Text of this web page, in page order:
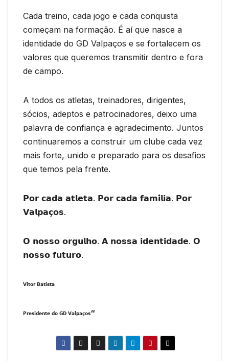
Cada treino, cada jogo e cada conquista
começam na formação. É aí que nasce a
identidade do GD Valpaços e se fortalecem os
valores que queremos transmitir dentro e fora
de campo.
A todos os atletas, treinadores, dirigentes,
sócios, adeptos e patrocinadores, deixo uma
palavra de confiança e agradecimento. Juntos
continuaremos a construir um clube cada vez
mais forte, unido e preparado para os desafios
que temos pela frente.
𝗣𝗼𝗿 𝗰𝗮𝗱𝗮 𝗮𝘁𝗹𝗲𝘁𝗮. 𝗣𝗼𝗿 𝗰𝗮𝗱𝗮 𝗳𝗮𝗺𝗶́𝗹𝗶𝗮. 𝗣𝗼𝗿
𝗩𝗮𝗹𝗽𝗮𝗰̧𝗼𝘀.
𝗢 𝗻𝗼𝘀𝘀𝗼 𝗼𝗿𝗴𝘂𝗹𝗵𝗼. 𝗔 𝗻𝗼𝘀𝘀𝗮 𝗶𝗱𝗲𝗻𝘁𝗶𝗱𝗮𝗱𝗲. 𝗢
𝗻𝗼𝘀𝘀𝗼 𝗳𝘂𝘁𝘂𝗿𝗼.
𝗩𝗶́𝘁𝗼𝗿 𝗕𝗮𝘁𝗶𝘀𝘁𝗮
𝗣𝗿𝗲𝘀𝗶𝗱𝗲𝗻𝘁𝗲 𝗱𝗼 𝗚𝗗 𝗩𝗮𝗹𝗽𝗮𝗰̧𝗼𝘀“